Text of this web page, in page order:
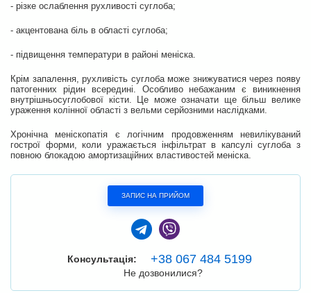
- різке ослаблення рухливості суглоба;
- акцентована біль в області суглоба;
- підвищення температури в районі меніска.
Крім запалення, рухливість суглоба може знижуватися через появу
патогенних рідин всередині. Особливо небажаним є виникнення
внутрішньосуглобової кісти. Це може означати ще більш велике
ураження колінної області з вельми серйозними наслідками.
Хронічна меніскопатія є логічним продовженням невилікуваний
гострої форми, коли уражається інфільтрат в капсулі суглоба з
повною блокадою амортизаційних властивостей меніска.
ЗАПИС НА ПРИЙОМ
Консультація: +38 067 484 5199
Не дозвонилися?